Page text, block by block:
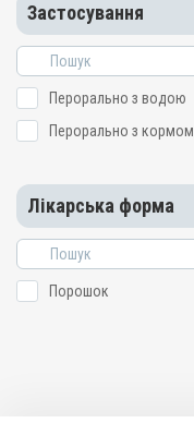
Застосування
Перорально з водою
Перорально з кормом
Лікарська форма
Порошок